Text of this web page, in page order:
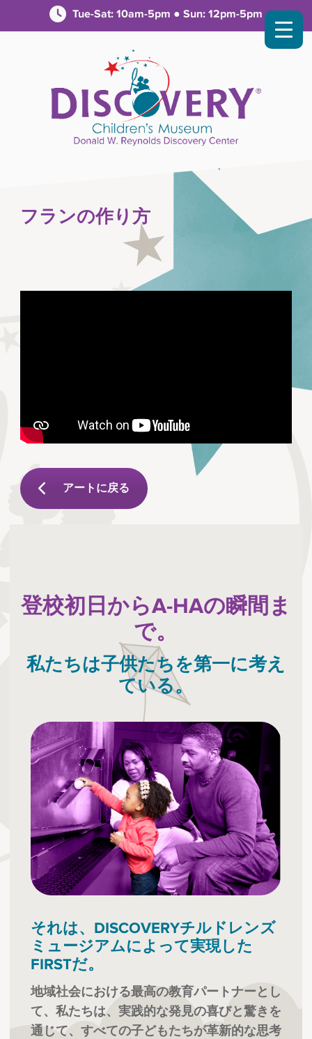
Tue-Sat: 10am-5pm ● Sun: 12pm-5pm
フランの作り方
アートに戻る
登校初日からA-HAの瞬間ま
で。
私たちは子供たちを第一に考え
ている。
それは、DISCOVERYチルドレンズ
ミュージアムによって実現した
FIRSTだ。
地域社会における最高の教育パートナーとし
て、私たちは、実践的な発見の喜びと驚きを
通じて、すべての子どもたちが革新的な思考